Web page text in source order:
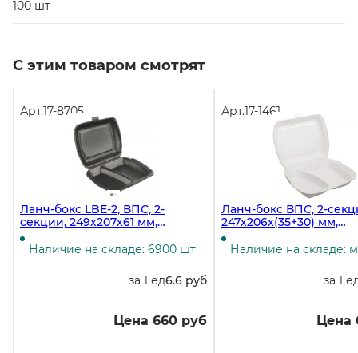
100 шт
С этим товаром смотрят
Арт.17-8705
Ланч-бокс LBE-2, ВПС, 2-
секции, 249х207х61 мм,
черный, в упаковке 100 штук
Наличие на складе: 6900 шт
за 1 ед6.6 руб
Цена 660 руб
Арт.17-1461
Ланч-бокс ВПС, 2-
247х206х(35+30) мм,
усиленный, белый,
полиэтилене
Наличие на складе:
за 1
Цена